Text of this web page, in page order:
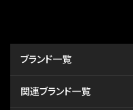
ブランド一覧
関連ブランド一覧